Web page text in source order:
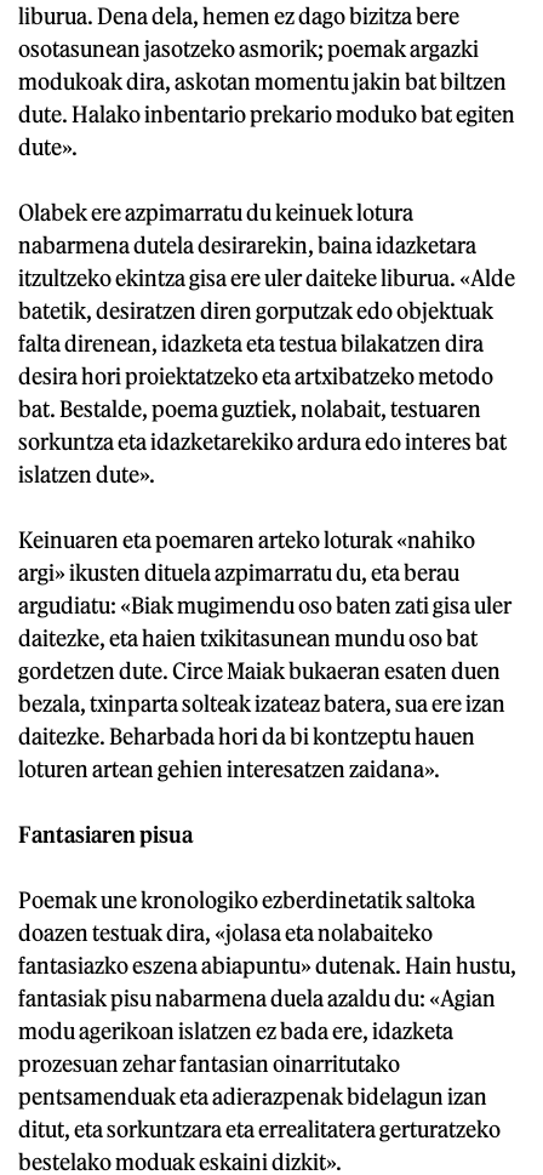
liburua. Dena dela, hemen ez dago bizitza bere
osotasunean jasotzeko asmorik; poemak argazki
modukoak dira, askotan momentu jakin bat biltzen
dute. Halako inbentario prekario moduko bat egiten
dute».
Olabek ere azpimarratu du keinuek lotura
nabarmena dutela desirarekin, baina idazketara
itzultzeko ekintza gisa ere uler daiteke liburua. «Alde
batetik, desiratzen diren gorputzak edo objektuak
falta direnean, idazketa eta testua bilakatzen dira
desira hori proiektatzeko eta artxibatzeko metodo
bat. Bestalde, poema guztiek, nolabait, testuaren
sorkuntza eta idazketarekiko ardura edo interes bat
islatzen dute».
Keinuaren eta poemaren arteko loturak «nahiko
argi» ikusten dituela azpimarratu du, eta berau
argudiatu: «Biak mugimendu oso baten zati gisa uler
daitezke, eta haien txikitasunean mundu oso bat
gordetzen dute. Circe Maiak bukaeran esaten duen
bezala, txinparta solteak izateaz batera, sua ere izan
daitezke. Beharbada hori da bi kontzeptu hauen
loturen artean gehien interesatzen zaidana».
Fantasiaren pisua
Poemak une kronologiko ezberdinetatik saltoka
doazen testuak dira, «jolasa eta nolabaiteko
fantasiazko eszena abiapuntu» dutenak. Hain hustu,
fantasiak pisu nabarmena duela azaldu du: «Agian
modu agerikoan islatzen ez bada ere, idazketa
prozesuan zehar fantasian oinarritutako
pentsamenduak eta adierazpenak bidelagun izan
ditut, eta sorkuntzara eta errealitatera gerturatzeko
bestelako moduak eskaini dizkit».